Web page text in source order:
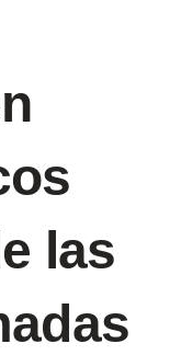
las